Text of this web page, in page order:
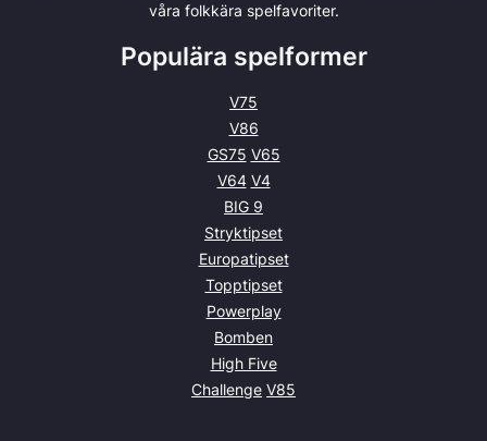
våra folkkära spelfavoriter.
Populära spelformer
V75
V86
GS75 V65
V64 V4
BIG 9
Stryktipset
Europatipset
Topptipset
Powerplay
Bomben
High Five
Challenge V85